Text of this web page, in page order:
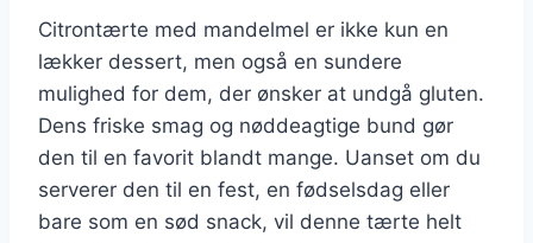
Citrontærte med mandelmel er ikke kun en
lækker dessert, men også en sundere
mulighed for dem, der ønsker at undgå gluten.
Dens friske smag og nøddeagtige bund gør
den til en favorit blandt mange. Uanset om du
serverer den til en fest, en fødselsdag eller
bare som en sød snack, vil denne tærte helt